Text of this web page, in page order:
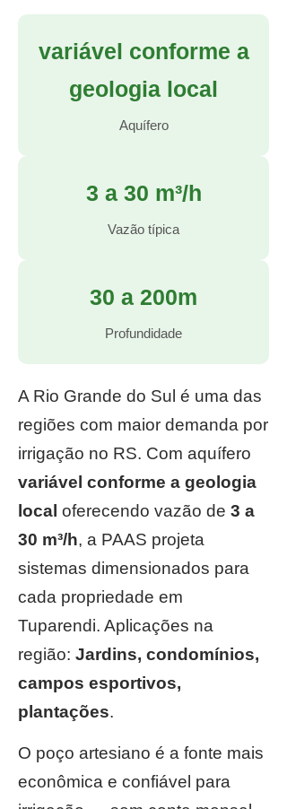
variável conforme a
geologia local
Aquífero
3 a 30 m³/h
Vazão típica
30 a 200m
Profundidade
A Rio Grande do Sul é uma das
regiões com maior demanda por
irrigação no RS. Com aquífero
variável conforme a geologia
local oferecendo vazão de 3 a
30 m³/h, a PAAS projeta
sistemas dimensionados para
cada propriedade em
Tuparendi. Aplicações na
região: Jardins, condomínios,
campos esportivos,
plantações.
O poço artesiano é a fonte mais
econômica e confiável para